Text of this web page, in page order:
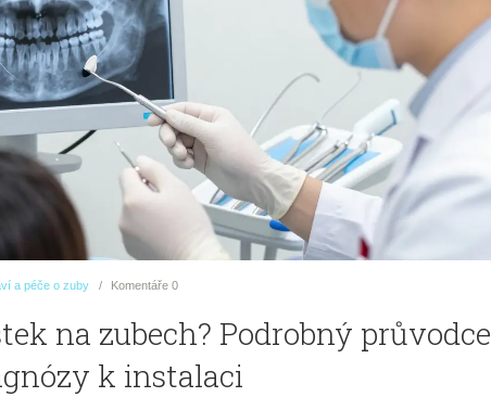
a péče o zuby Komentáře 0
na zubech? Podrobný průvodce
k instalaci